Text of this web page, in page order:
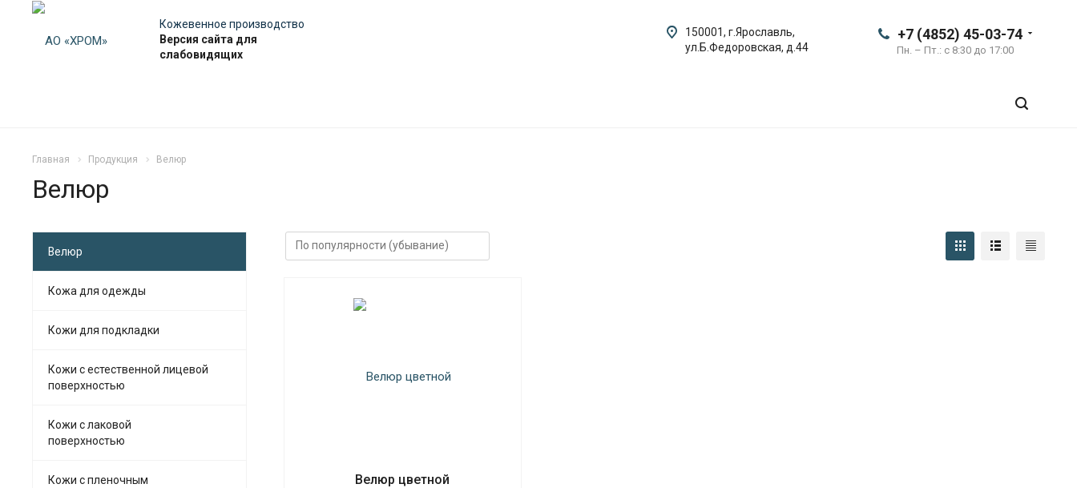
Кожевенное производство
Версия сайта для
слабовидящих
+7 (4852) 45-03-74
Пн. – Пт.: с 8:30 до 17:00
150001, г.Ярославль,
ул.Б.Федоровская, д.44
Главная Продукция Велюр
Велюр
Велюр цветной
Велюр
Кожа для одежды
Кожи для подкладки
Кожи с естественной лицевой
поверхностью
Кожи с лаковой
поверхностью
Кожи с пленочным